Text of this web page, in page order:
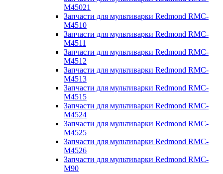
M45021
Запчасти для мультиварки Redmond RMC-
M4510
Запчасти для мультиварки Redmond RMC-
M4511
Запчасти для мультиварки Redmond RMC-
M4512
Запчасти для мультиварки Redmond RMC-
M4513
Запчасти для мультиварки Redmond RMC-
M4515
Запчасти для мультиварки Redmond RMC-
M4524
Запчасти для мультиварки Redmond RMC-
M4525
Запчасти для мультиварки Redmond RMC-
M4526
Запчасти для мультиварки Redmond RMC-
M90